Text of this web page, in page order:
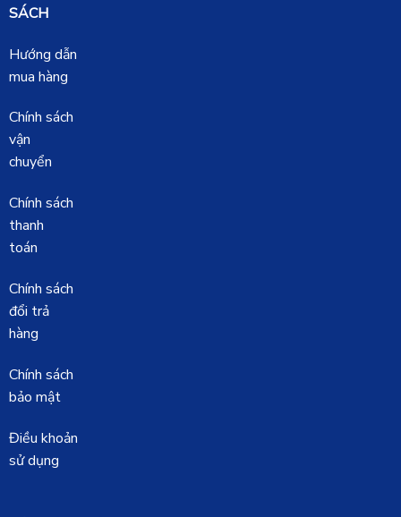
SÁCH
Hướng dẫn
mua hàng
Chính sách
vận
chuyển
Chính sách
thanh
toán
Chính sách
đổi trả
hàng
Chính sách
bảo mật
Điều khoản
sử dụng